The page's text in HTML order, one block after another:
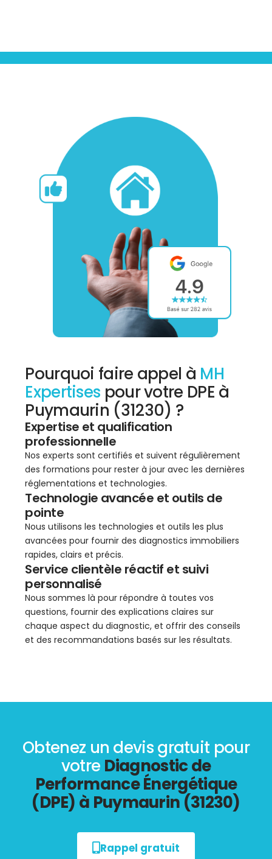
Pourquoi faire appel à MH
Expertises pour votre DPE à
Puymaurin (31230) ?
Expertise et qualification
professionnelle
Nos experts sont certifiés et suivent régulièrement
des formations pour rester à jour avec les dernières
réglementations et technologies.
Technologie avancée et outils de
pointe
Nous utilisons les technologies et outils les plus
avancées pour fournir des diagnostics immobiliers
rapides, clairs et précis.
Service clientèle réactif et suivi
personnalisé
Nous sommes là pour répondre à toutes vos
questions, fournir des explications claires sur
chaque aspect du diagnostic, et offrir des conseils
et des recommandations basés sur les résultats.
Obtenez un devis gratuit pour
votre Diagnostic de
Performance Énergétique
(DPE) à Puymaurin (31230)
Rappel gratuit